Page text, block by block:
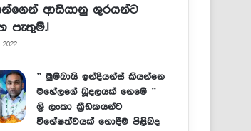
ආසියානු ශුරයන්ට
පැතුම්.!
2022
” මුම්බායි ඉන්දියන්ස් කියන්නෙ
මහේලගේ බූදලයක් නෙමේ ”
ශ්‍රි ලංකා ක්‍රීඩකයන්ට
විශේෂත්වයක් නොදීම පිළිබද